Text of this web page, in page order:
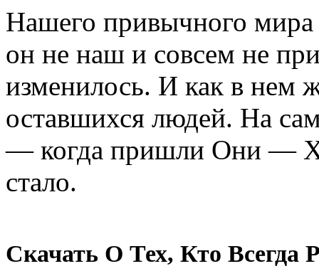
Нашего привычного мира
он не наш и совсем не
изменилось. И как в нем
оставшихся людей. На
— когда пришли Они —
стало.
Скачать О Тех, Кто Всегда